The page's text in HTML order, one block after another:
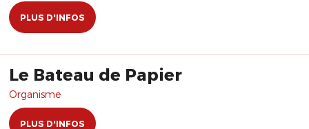
PLUS D'INFOS
Le Bateau de Papier
Organisme
PLUS D'INFOS